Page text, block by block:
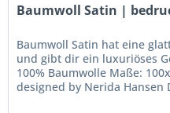
Baumwoll Satin |
Baumwoll Satin hat eine
und gibt dir ein luxuriöses
100% Baumwolle Maße:
designed by Nerida